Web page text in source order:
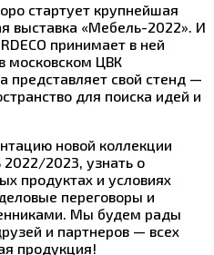
стартует крупнейшая
выставка «Мебель-2022». И
принимает в ней
московском ЦВК
представляет свой стенд —
для поиска идей и
новой коллекции
2022/2023, узнать о
продуктах и условиях
переговоры и
Мы будем рады
и партнеров — всех
продукция!